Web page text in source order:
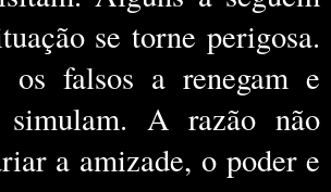
se torne perigosa.
os falsos a renegam e
A razão não
a amizade, o poder e